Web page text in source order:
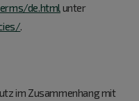
de.htmlunter
.
im Zusammenhang mit